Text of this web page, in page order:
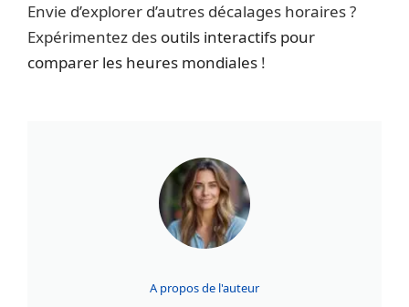
Envie d’explorer d’autres décalages horaires ?
Expérimentez des outils interactifs pour
comparer les heures mondiales !
A propos de l'auteur